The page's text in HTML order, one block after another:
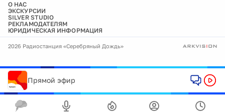
О НАС
ЭКСКУРСИИ
SILVER STUDIO
РЕКЛАМОДАТЕЛЯМ
ЮРИДИЧЕСКАЯ ИНФОРМАЦИЯ
2026 Радиостанция «Серебряный Дождь»
Прямой эфир